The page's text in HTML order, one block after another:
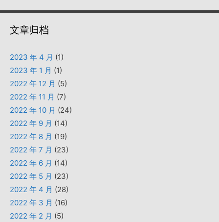
文章归档
2023 年 4 月 (1)
2023 年 1 月 (1)
2022 年 12 月 (5)
2022 年 11 月 (7)
2022 年 10 月 (24)
2022 年 9 月 (14)
2022 年 8 月 (19)
2022 年 7 月 (23)
2022 年 6 月 (14)
2022 年 5 月 (23)
2022 年 4 月 (28)
2022 年 3 月 (16)
2022 年 2 月 (5)